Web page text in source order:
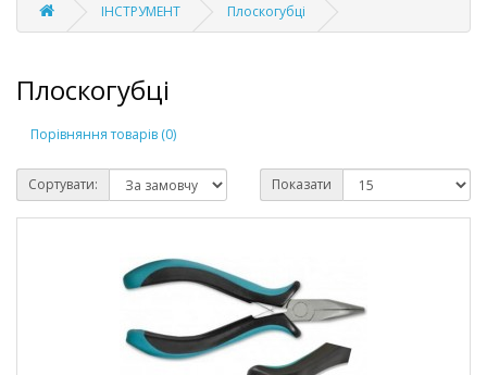
ІНСТРУМЕНТ Плоскогубцi
Плоскогубцi
Порівняння товарів (0)
Сортувати: Показати